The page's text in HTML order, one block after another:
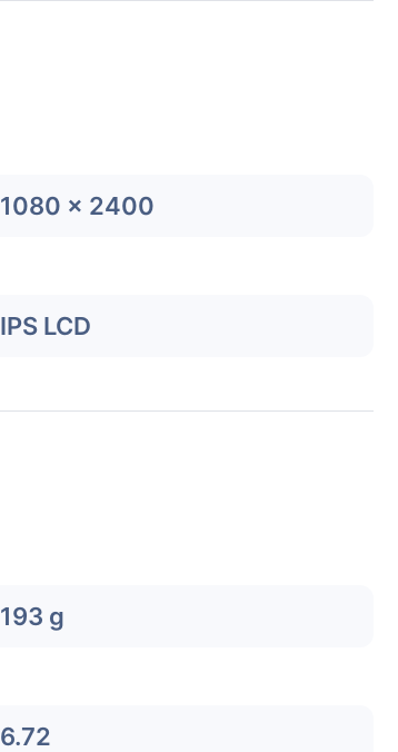
1080 x 2400
IPS LCD
193 g
6.72